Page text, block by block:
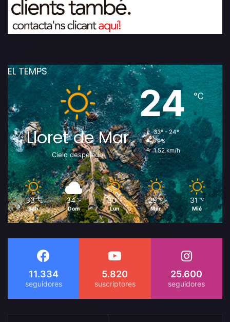
EL TEMPS
Lloret de Mar
Cielo despejado
24℃
33º - 24º
79%
1.52 km/h
33 ℃
Sáb
34 ℃
Dom
30 ℃
Lun
29 ℃
Mar
31 ℃
Mié
11.334 5.820 25.600